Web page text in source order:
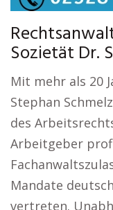
Sozietät Dr.
Mit mehr als 20
Stephan
des
Arbeitgeber
Mandate
vertreten.